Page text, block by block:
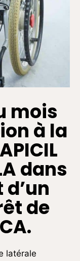
mois
à la
dans
de
latérale